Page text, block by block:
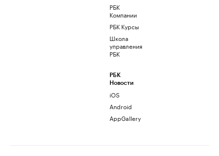
РБК
Компании
РБК Курсы
Школа
управления
РБК
РБК
Новости
iOS
Android
AppGallery